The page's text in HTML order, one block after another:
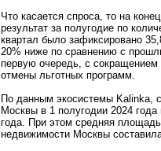
Что касается спроса, то на
результат за полугодие по
квартал было зафиксировано
20% ниже по сравнению с
первую очередь, с
отмены льготных программ.
По данным экосистемы Kalinka,
Москвы в 1 полугодии 2024
года. При этом средняя
недвижимости Москвы